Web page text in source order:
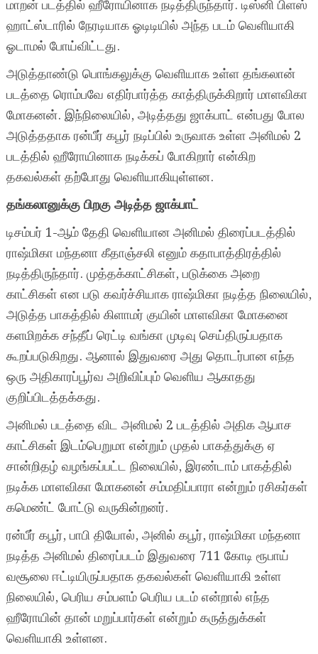
மாறன் படத்தில் ஹீரோயினாக நடித்திருந்தார். டிஸ்னி பிளஸ்
ஹாட்ஸ்டாரில் நேரடியாக ஓடிடியில் அந்த படம் வெளியாகி
ஓடாமல் போய்விட்டது.
அடுத்தாண்டு பொங்கலுக்கு வெளியாக உள்ள தங்கலான்
படத்தை ரொம்பவே எதிர்பார்த்த காத்திருக்கிறார் மாளவிகா
மோகனன். இந்நிலையில், அடித்தது ஜாக்பாட் என்பது போல
அடுத்ததாக ரன்பீர் கபூர் நடிப்பில் உருவாக உள்ள அனிமல் 2
படத்தில் ஹீரோயினாக நடிக்கப் போகிறார் என்கிற
தகவல்கள் தற்போது வெளியாகியுள்ளன.
தங்கலானுக்கு பிறகு அடித்த ஜாக்பாட்
டிசம்பர் 1-ஆம் தேதி வெளியான அனிமல் திரைப்படத்தில்
ராஷ்மிகா மந்தனா கீதாஞ்சலி எனும் கதாபாத்திரத்தில்
நடித்திருந்தார். முத்தக்காட்சிகள், படுக்கை அறை
காட்சிகள் என படு கவர்ச்சியாக ராஷ்மிகா நடித்த நிலையில்,
அடுத்த பாகத்தில் கிளாமர் குயின் மாளவிகா மோகனை
களமிறக்க சந்தீப் ரெட்டி வங்கா முடிவு செய்திருப்பதாக
கூறப்படுகிறது. ஆனால் இதுவரை அது தொடர்பான எந்த
ஒரு அதிகாரப்பூர்வ அறிவிப்பும் வெளிய ஆகாதது
குறிப்பிடத்தக்கது.
அனிமல் படத்தை விட அனிமல் 2 படத்தில் அதிக ஆபாச
காட்சிகள் இடம்பெறுமா என்றும் முதல் பாகத்துக்கு ஏ
சான்றிதழ் வழங்கப்பட்ட நிலையில், இரண்டாம் பாகத்தில்
நடிக்க மாளவிகா மோகனன் சம்மதிப்பாரா என்றும் ரசிகர்கள்
கமெண்ட் போட்டு வருகின்றனர்.
ரன்பீர் கபூர், பாபி தியோல், அனில் கபூர், ராஷ்மிகா மந்தனா
நடித்த அனிமல் திரைப்படம் இதுவரை 711 கோடி ரூபாய்
வசூலை ஈட்டியிருப்பதாக தகவல்கள் வெளியாகி உள்ள
நிலையில், பெரிய சம்பளம் பெரிய படம் என்றால் எந்த
ஹீரோயின் தான் மறுப்பார்கள் என்றும் கருத்துக்கள்
வெளியாகி உள்ளன.